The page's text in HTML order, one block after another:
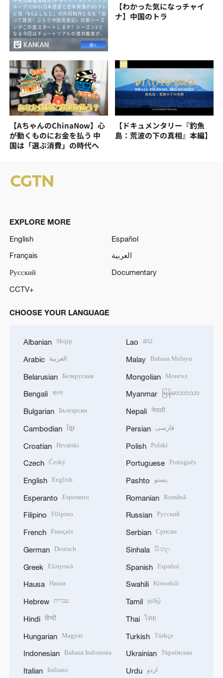
【わかった気になっチャイ
ナ】中国のトラ
【AちゃんのChinaNow】心
が動くものにお金を払う 中
国は「選ぶ消費」の時代へ
【ドキュメンタリー『釣魚
島：荒波の下の真相』本編】
EXPLORE MORE
English
Español
Français
العربية
Русский
Documentary
CCTV+
CHOOSE YOUR LANGUAGE
Albanian Shqip
Arabic العربية
Belarusian Беларуская
Bengali বাংলা
Bulgarian Български
Cambodian ខ្មែរ
Croatian Hrvatski
Czech Český
English English
Esperanto Esperanto
Filipino Filipino
French Français
German Deutsch
Greek Ελληνικά
Hausa Hausa
Hebrew עברית
Hindi हिन्दी
Hungarian Magyar
Indonesian Bahasa Indonesia
Italian Italiano
Lao ລາວ
Malay Bahasa Melayu
Mongolian Монгол
Myanmar မြန်မာဘာသာ
Nepali नेपाली
Persian فارسی
Polish Polski
Portuguese Português
Pashto پښتو
Romanian Română
Russian Русский
Serbian Српски
Sinhala සිංහල
Spanish Español
Swahili Kiswahili
Tamil தமிழ்
Thai ไทย
Turkish Türkçe
Ukrainian Українська
Urdu اردو